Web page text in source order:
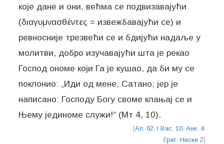
које дане и они, већма се подвизавајући
(διαγυμνασθέντες = извежбавајући се) и
ревносније трезвећи се и бдијући надаље у
молитви, добро изучавајући шта је рекао
Господ ономе који Га је кушао, да би му се
поклонио: „Иди од мене, Сатано; јер је
написано: Господу Богу своме клањај се и
Њему јединоме служи!“ (Мт 4, 10).
[Ап. 62 I Вас. 10, Анк. 4,
Григ. Ниски 2]